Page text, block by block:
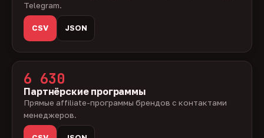
Telegram.
CSV JSON
6 630
Партнёрские программы
Прямые affiliate-программы брендов с контактами
менеджеров.